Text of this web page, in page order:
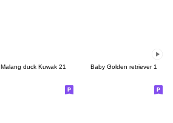
Malang duck Kuwak 21 Baby Golden retriever 1